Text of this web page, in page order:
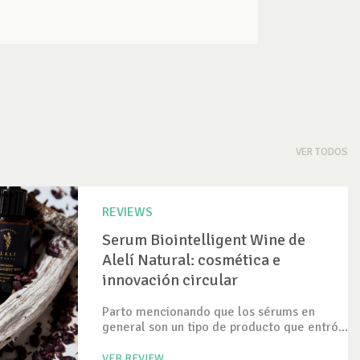
VER TODOS
REVIEWS
Serum Biointelligent Wine de
Alelí Natural: cosmética e
innovación circular
Parto mencionando que los sérums en
general son un tipo de producto que entró...